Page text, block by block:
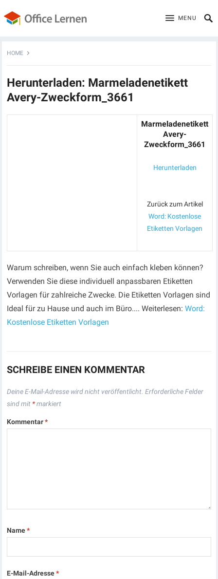
MENU
HOME
Herunterladen: Marmeladenetikett
Avery-Zweckform_3661
Marmeladenetikett
Avery-
Zweckform_3661
Herunterladen
Zurück zum Artikel
Word: Kostenlose
Etiketten Vorlagen
Warum schreiben, wenn Sie auch einfach kleben können?
Verwenden Sie diese individuell anpassbaren Etiketten
Vorlagen für zahlreiche Zwecke. Die Etiketten Vorlagen sind
Ideal für zu Hause und auch im Büro.... Weiterlesen:Word:
Kostenlose Etiketten Vorlagen
SCHREIBE EINEN KOMMENTAR
Deine E-Mail-Adresse wird nicht veröffentlicht. Erforderliche Felder
sind mit *markiert
Kommentar*
Name*
E-Mail-Adresse*